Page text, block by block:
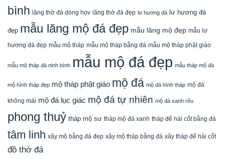
bình lăng thờ đá dòng họv lăng thờ đá đẹp lư hương đá lư hương đá
đẹp mẫu lăng mộ đá đẹp mẫu lăng mộ đẹp mẫu lư
hương đá đẹp mẫu mộ tháp mẫu mộ tháp bằng đá mẫu mộ tháp phật giáo
mẫu mộ tháp đá ninh bình mẫu mộ đá đẹp mẫu tháp mộ đá
mộ hình tháp đẹp mộ tháp phật giáo mộ đá mộ đá hình tháp mộ đá
không mái mộ đá lục giác mộ đá tự nhiên mộ đá xanh rêu
phong thuỷ tháp mộ sư tháp mộ đá xanh tháp để hài cốt bằng đá
tâm linh xây mộ bằng đá đẹp xây mộ tháp bằng đá xây tháp để hài cốt
đồ thờ đá